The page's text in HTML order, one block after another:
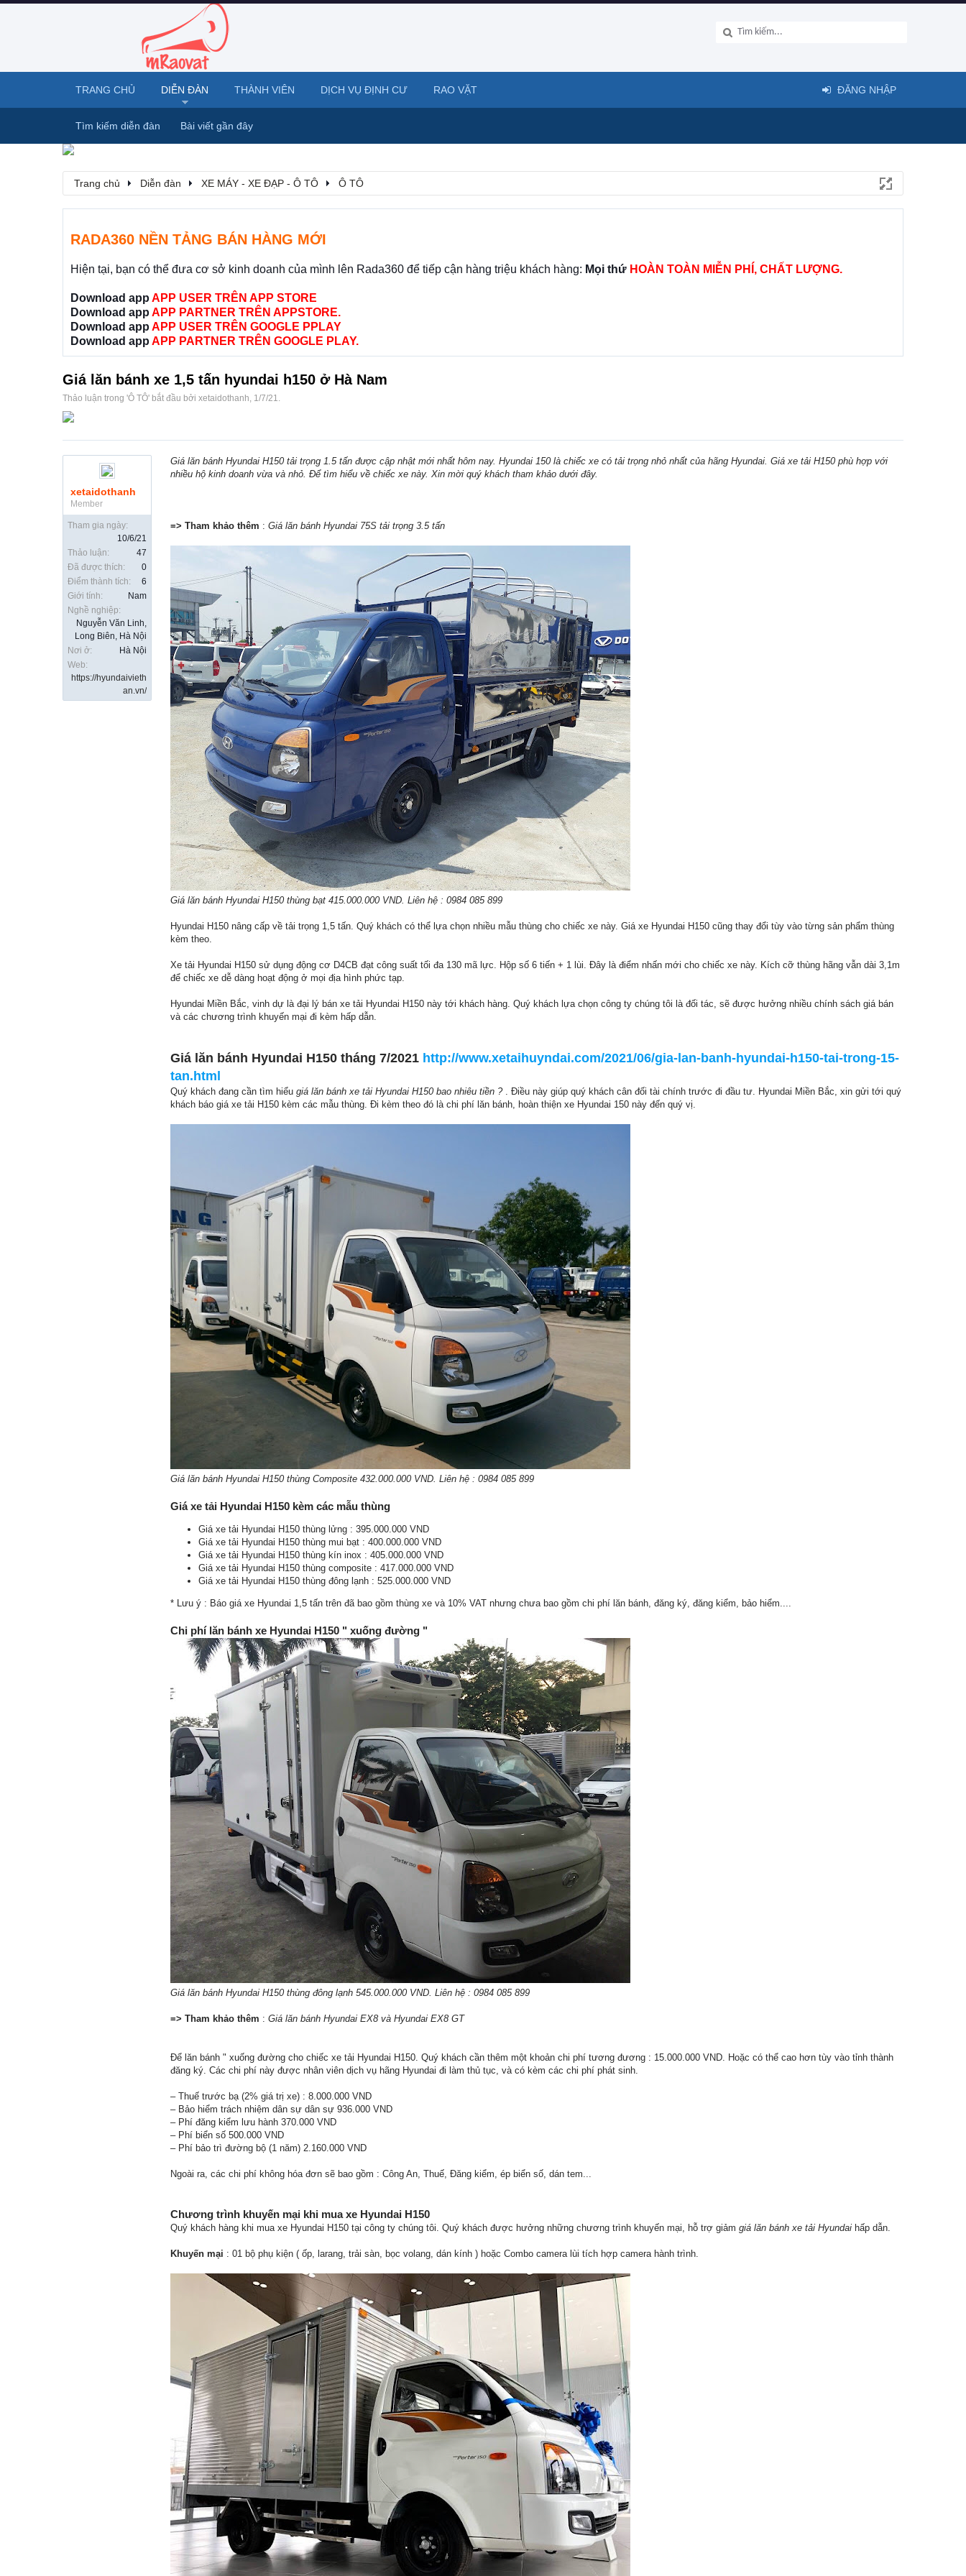
Trang chủ Diễn đàn XE MÁY - XE ĐẠP - Ô TÔ Ô TÔ
RADA360 NỀN TẢNG BÁN HÀNG MỚI
Hiện tại, bạn có thể đưa cơ sở kinh doanh của mình lên Rada360 để tiếp cận hàng triệu khách hàng: Mọi thứ HOÀN TOÀN MIỄN PHÍ, CHẤT LƯỢNG.
Download app APP USER TRÊN APP STORE
Download app APP PARTNER TRÊN APPSTORE.
Download app APP USER TRÊN GOOGLE PPLAY
Download app APP PARTNER TRÊN GOOGLE PLAY.
Giá lăn bánh xe 1,5 tấn hyundai h150 ở Hà Nam
Thảo luận trong 'Ô TÔ' bắt đầu bởi xetaidothanh, 1/7/21.
xetaidothanh
Member
Tham gia ngày:
10/6/21
Thảo luận:
47
Đã được thích:
0
Điểm thành tích:
6
Giới tính:
Nam
Nghề nghiệp:
Nguyễn Văn Linh,
Long Biên, Hà Nội
Nơi ở:
Hà Nội
Web:
https://hyundaivieth
an.vn/
Giá lăn bánh Hyundai H150 tải trọng 1.5 tấn được cập nhật mới nhất hôm nay. Hyundai 150 là chiếc xe có tải trọng nhỏ nhất của hãng Hyundai. Giá xe tải H150 phù hợp với
nhiều hộ kinh doanh vừa và nhỏ. Để tìm hiểu về chiếc xe này. Xin mời quý khách tham khảo dưới đây.
=> Tham khảo thêm : Giá lăn bánh Hyundai 75S tải trọng 3.5 tấn
Giá lăn bánh Hyundai H150 thùng bạt 415.000.000 VND. Liên hệ : 0984 085 899
Hyundai H150 nâng cấp về tải trọng 1,5 tấn. Quý khách có thể lựa chọn nhiều mẫu thùng cho chiếc xe này. Giá xe Hyundai H150 cũng thay đổi tùy vào từng sản phẩm thùng
kèm theo.
Xe tải Hyundai H150 sử dụng động cơ D4CB đạt công suất tối đa 130 mã lực. Hộp số 6 tiến + 1 lùi. Đây là điểm nhấn mới cho chiếc xe này. Kích cỡ thùng hãng vẫn dài 3,1m
để chiếc xe dễ dàng hoạt động ở mọi địa hình phức tạp.
Hyundai Miền Bắc, vinh dự là đại lý bán xe tải Hyundai H150 này tới khách hàng. Quý khách lựa chọn công ty chúng tôi là đối tác, sẽ được hưởng nhiều chính sách giá bán
và các chương trình khuyến mại đi kèm hấp dẫn.
Giá lăn bánh Hyundai H150 tháng 7/2021 http://www.xetaihuyndai.com/2021/06/gia-lan-banh-hyundai-h150-tai-trong-15-
tan.html
Quý khách đang cần tìm hiểu giá lăn bánh xe tải Hyundai H150 bao nhiêu tiền ?. Điều này giúp quý khách cân đối tài chính trước đi đầu tư. Hyundai Miền Bắc, xin gửi tới quý
khách báo giá xe tải H150 kèm các mẫu thùng. Đi kèm theo đó là chi phí lăn bánh, hoàn thiện xe Hyundai 150 này đến quý vị.
Giá lăn bánh Hyundai H150 thùng Composite 432.000.000 VND. Liên hệ : 0984 085 899
Giá xe tải Hyundai H150 kèm các mẫu thùng
Giá xe tải Hyundai H150 thùng lửng : 395.000.000 VND
Giá xe tải Hyundai H150 thùng mui bạt : 400.000.000 VND
Giá xe tải Hyundai H150 thùng kín inox : 405.000.000 VND
Giá xe tải Hyundai H150 thùng composite : 417.000.000 VND
Giá xe tải Hyundai H150 thùng đông lạnh : 525.000.000 VND
* Lưu ý : Báo giá xe Hyundai 1,5 tấn trên đã bao gồm thùng xe và 10% VAT nhưng chưa bao gồm chi phí lăn bánh, đăng ký, đăng kiểm, bảo hiểm....
Chi phí lăn bánh xe Hyundai H150 " xuống đường "
Giá lăn bánh Hyundai H150 thùng đông lạnh 545.000.000 VND. Liên hệ : 0984 085 899
=> Tham khảo thêm : Giá lăn bánh Hyundai EX8 và Hyundai EX8 GT
Để lăn bánh " xuống đường cho chiếc xe tải Hyundai H150. Quý khách cần thêm một khoản chi phí tương đương : 15.000.000 VND. Hoặc có thể cao hơn tùy vào tỉnh thành
đăng ký. Các chi phí này được nhân viên dịch vụ hãng Hyundai đi làm thủ tục, và có kèm các chi phí phát sinh.
– Thuế trước bạ (2% giá trị xe) : 8.000.000 VND
– Bảo hiểm trách nhiệm dân sự dân sự 936.000 VND
– Phí đăng kiểm lưu hành 370.000 VND
– Phí biển số 500.000 VND
– Phí bảo trì đường bộ (1 năm) 2.160.000 VND
Ngoài ra, các chi phí không hóa đơn sẽ bao gồm : Công An, Thuế, Đăng kiểm, ép biển số, dán tem...
Chương trình khuyến mại khi mua xe Hyundai H150
Quý khách hàng khi mua xe Hyundai H150 tại công ty chúng tôi. Quý khách được hưởng những chương trình khuyến mại, hỗ trợ giảm giá lăn bánh xe tải Hyundai hấp dẫn.
Khuyến mại : 01 bộ phụ kiện ( ốp, larang, trải sàn, bọc volang, dán kính ) hoặc Combo camera lùi tích hợp camera hành trình.
TRANG CHỦ DIỄN ĐÀN
Tìm kiếm diễn đàn Bài viết gần đây
THÀNH VIÊN DỊCH VỤ ĐỊNH CƯ RAO VẶT ĐĂNG NHẬP